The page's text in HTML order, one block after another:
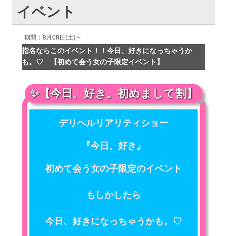
イベント
期間：8月08日(土)～
指名ならこのイベント！！今日、好きになっちゃうか
も。♡ 【初めて会う女の子限定イベント】
✨【今日、好き。初めまして割】
デリヘルリアリティショー
『今日、好き』
初めて会う女の子限定のイベント
もしかしたら
今日、好きになっちゃうかも。♡